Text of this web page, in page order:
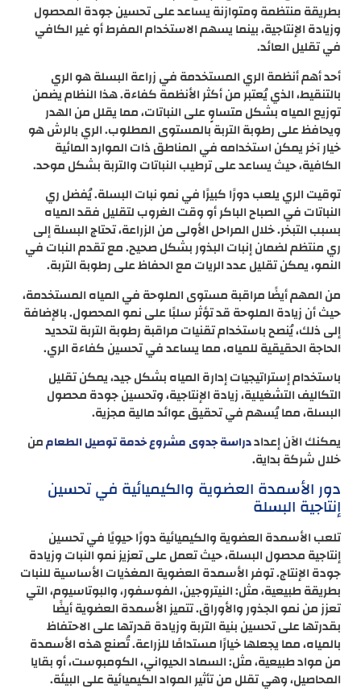
بطريقة منتظمة ومتوازنة يساعد على تحسين جودة المحصول
وزيادة الإنتاجية، بينما يسهم الاستخدام المفرط أو غير الكافي
في تقليل العائد.
أحد أهم أنظمة الري المستخدمة في زراعة البسلة هو الري
بالتنقيط، الذي يُعتبر من أكثر الأنظمة كفاءة. هذا النظام يضمن
توزيع المياه بشكل متساوٍ على النباتات، مما يقلل من الهدر
ويحافظ على رطوبة التربة بالمستوى المطلوب. الري بالرش هو
خيار آخر يمكن استخدامه في المناطق ذات الموارد المائية
الكافية، حيث يساعد على ترطيب النباتات والتربة بشكل موحد.
توقيت الري يلعب دورًا كبيرًا في نمو نبات البسلة. يُفضل ري
النباتات في الصباح الباكر أو وقت الغروب لتقليل فقد المياه
بسبب التبخر. خلال المراحل الأولى من الزراعة، تحتاج البسلة إلى
ري منتظم لضمان إنبات البذور بشكل صحيح. مع تقدم النبات في
النمو، يمكن تقليل عدد الريات مع الحفاظ على رطوبة التربة.
من المهم أيضًا مراقبة مستوى الملوحة في المياه المستخدمة،
حيث أن زيادة الملوحة قد تؤثر سلبًا على نمو المحصول. بالإضافة
إلى ذلك، يُنصح باستخدام تقنيات مراقبة رطوبة التربة لتحديد
الحاجة الحقيقية للمياه، مما يساعد في تحسين كفاءة الري.
باستخدام إستراتيجيات إدارة المياه بشكل جيد، يمكن تقليل
التكاليف التشغيلية، زيادة الإنتاجية، وتحسين جودة محصول
البسلة، مما يُسهم في تحقيق عوائد مالية مجزية.
يمكنك الآن إعداددراسة جدوى مشروع خدمة توصيل الطعاممن
خلال شركة بداية.
دور الأسمدة العضوية والكيميائية في تحسين
إنتاجية البسلة
تلعب الأسمدة العضوية والكيميائية دورًا حيويًا في تحسين
إنتاجية محصول البسلة، حيث تعمل على تعزيز نمو النبات وزيادة
جودة الإنتاج. توفر الأسمدة العضوية المغذيات الأساسية للنبات
بطريقة طبيعية، مثل: النيتروجين، الفوسفور، والبوتاسيوم، التي
تعزز من نمو الجذور والأوراق. تتميز الأسمدة العضوية أيضًا
بقدرتها على تحسين بنية التربة وزيادة قدرتها على الاحتفاظ
بالمياه، مما يجعلها خيارًا مستدامًا للزراعة. تُصنع هذه الأسمدة
من مواد طبيعية، مثل: السماد الحيواني، الكومبوست، أو بقايا
المحاصيل، وهي تقلل من تأثير المواد الكيميائية على البيئة.